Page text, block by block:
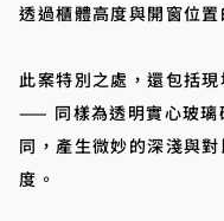
透過櫃體高度與開窗位
此案特別之處，還包括
—— 同樣為透明實心玻璃
同，產生微妙的深淺與
度。